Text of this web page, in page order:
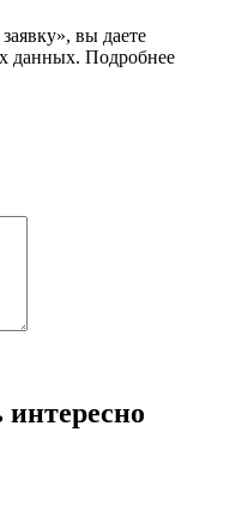
вы даете
данных. Подробнее